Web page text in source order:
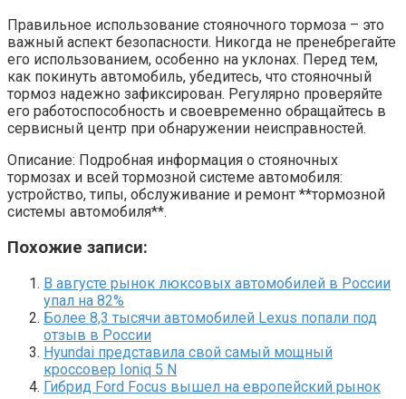
Правильное использование стояночного тормоза – это
важный аспект безопасности. Никогда не пренебрегайте
его использованием, особенно на уклонах. Перед тем,
как покинуть автомобиль, убедитесь, что стояночный
тормоз надежно зафиксирован. Регулярно проверяйте
его работоспособность и своевременно обращайтесь в
сервисный центр при обнаружении неисправностей.
Описание: Подробная информация о стояночных
тормозах и всей тормозной системе автомобиля:
устройство, типы, обслуживание и ремонт **тормозной
системы автомобиля**.
Похожие записи:
В августе рынок люксовых автомобилей в России
упал на 82%
Более 8,3 тысячи автомобилей Lexus попали под
отзыв в России
Hyundai представила свой самый мощный
кроссовер Ioniq 5 N
Гибрид Ford Focus вышел на европейский рынок